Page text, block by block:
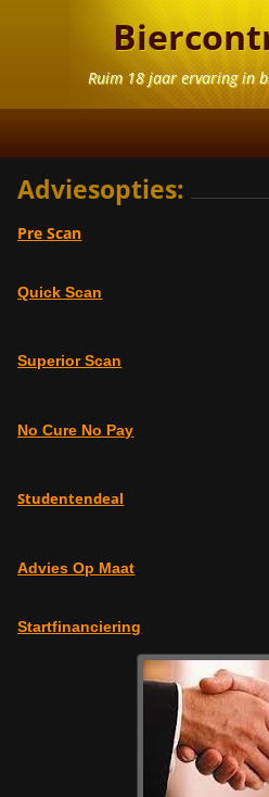
Ruim 18 jaar ervaring in
Adviesopties:
Pre Scan
Quick Scan
Superior Scan
No Cure No Pay
Studentendeal
Advies Op Maat
Startfinanciering